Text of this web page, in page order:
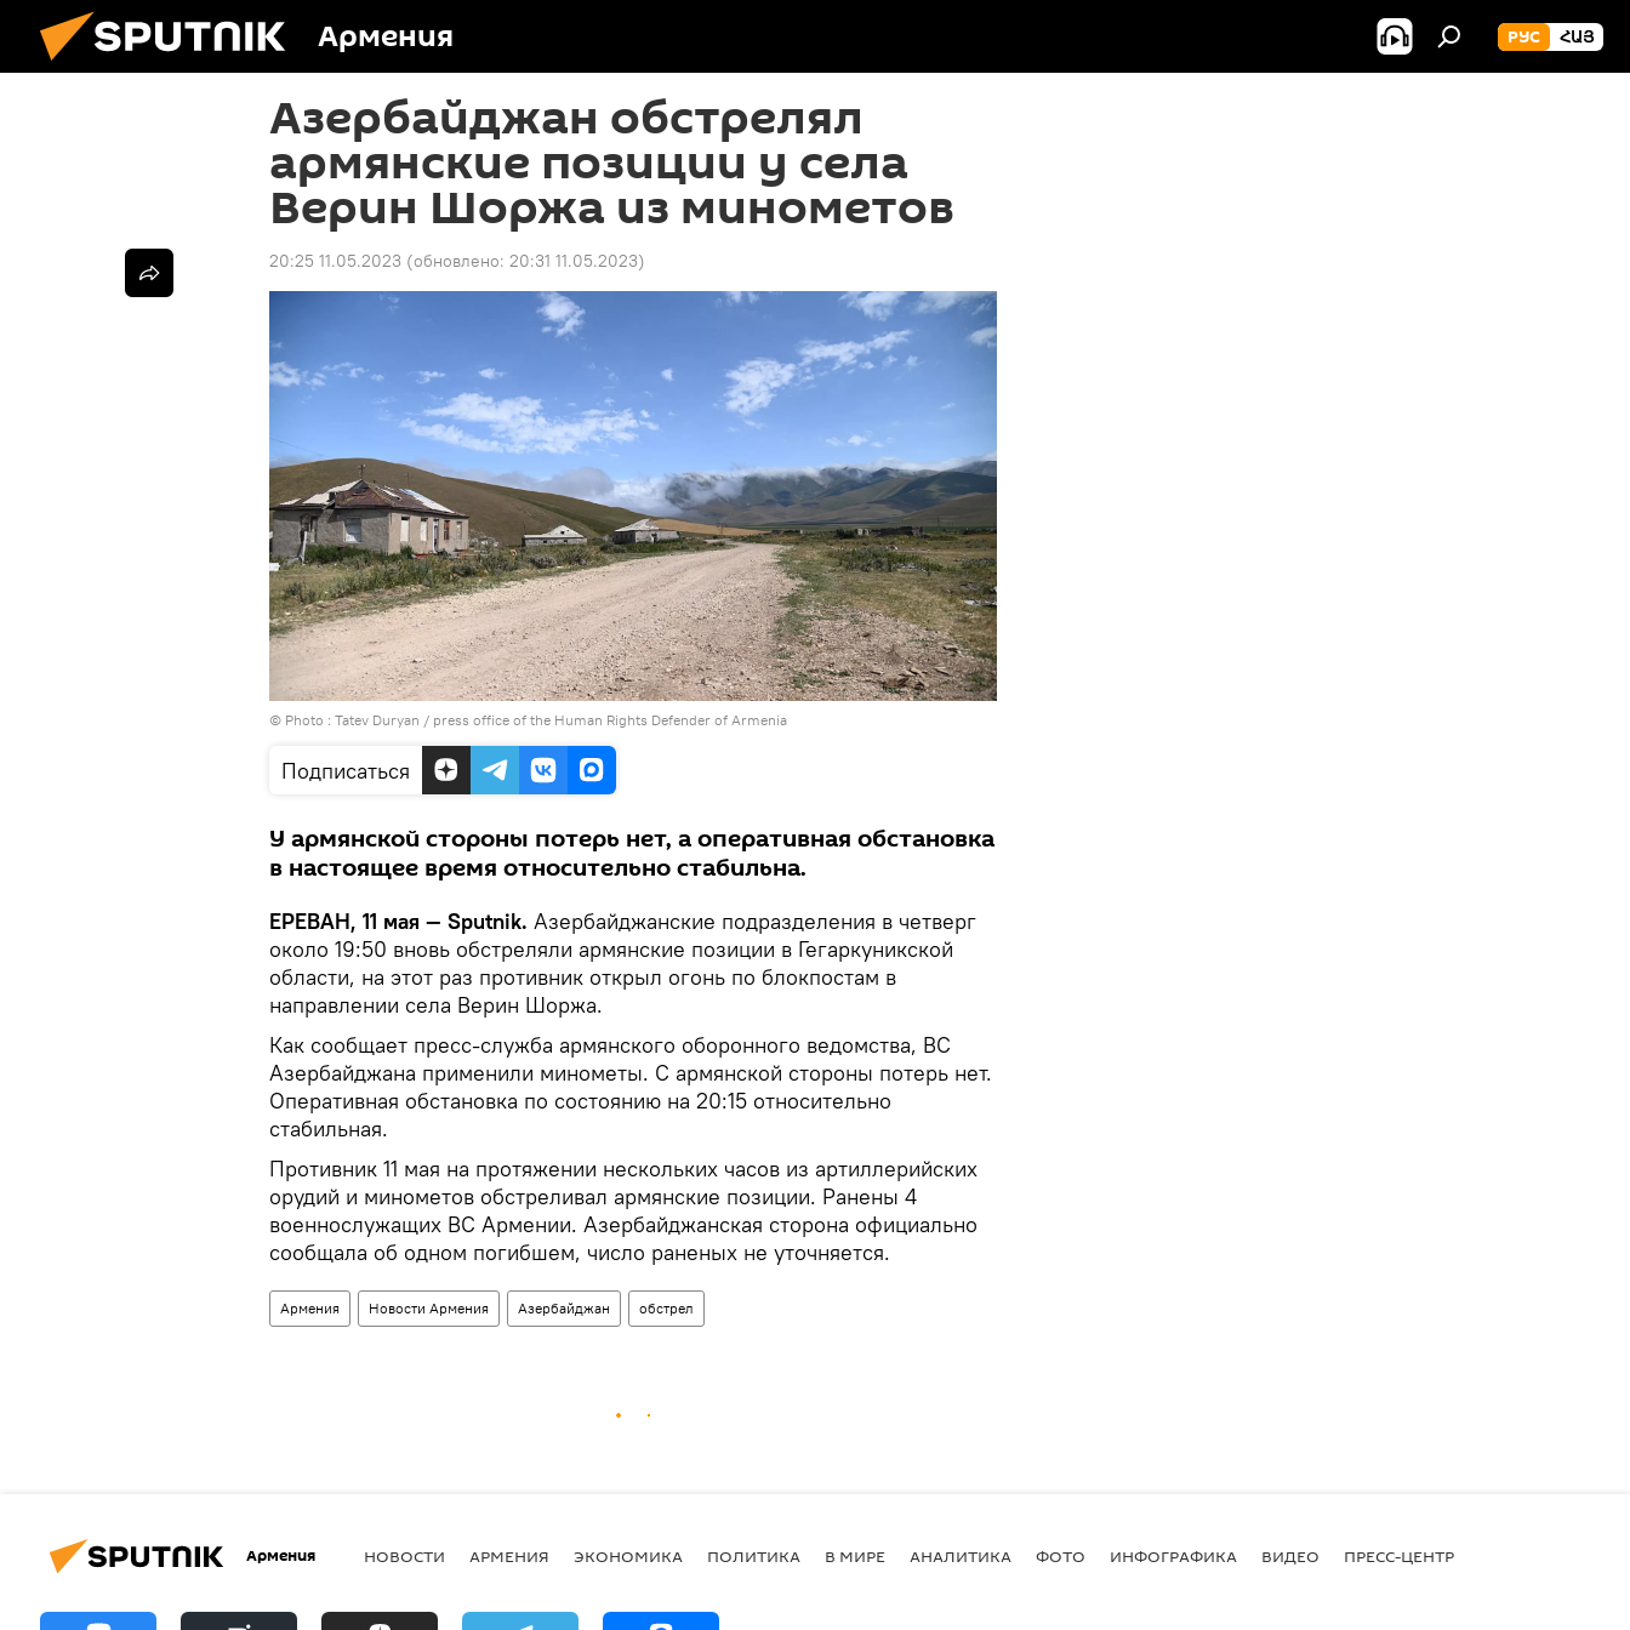
Армения РУС ՀԱՅ
Азербайджан обстрелял
армянские позиции у села
Верин Шоржа из минометов
20:25 11.05.2023 (обновлено: 20:31 11.05.2023)
© Photo : Tatev Duryan / press office of the Human Rights Defender of Armenia
Подписаться
У армянской стороны потерь нет, а оперативная обстановка
в настоящее время относительно стабильна.
ЕРЕВАН, 11 мая — Sputnik. Азербайджанские подразделения в четверг
около 19:50 вновь обстреляли армянские позиции в Гегаркуникской
области, на этот раз противник открыл огонь по блокпостам в
направлении села Верин Шоржа.
Как сообщает пресс-служба армянского оборонного ведомства, ВС
Азербайджана применили минометы. С армянской стороны потерь нет.
Оперативная обстановка по состоянию на 20:15 относительно
стабильная.
Противник 11 мая на протяжении нескольких часов из артиллерийских
орудий и минометов обстреливал армянские позиции. Ранены 4
военнослужащих ВС Армении. Азербайджанская сторона официально
сообщала об одном погибшем, число раненых не уточняется.
Армения Новости Армения Азербайджан обстрел
Армения НОВОСТИ АРМЕНИЯ ЭКОНОМИКА ПОЛИТИКА В МИРЕ АНАЛИТИКА ФОТО ИНФОГРАФИКА ВИДЕО ПРЕСС-ЦЕНТР